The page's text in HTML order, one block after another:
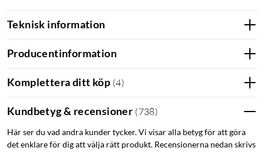
Teknisk information
Producentinformation
Komplettera ditt köp (4)
Kundbetyg & recensioner (738)
Här ser du vad andra kunder tycker. Vi visar alla betyg för att göra
det enklare för dig att välja rätt produkt. Recensionerna nedan skrivs